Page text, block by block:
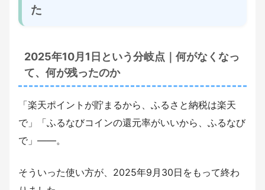
た
2025年10月1日という分岐点｜何がなくなっ
て、何が残ったのか
「楽天ポイントが貯まるから、ふるさと納税は楽天
で」「ふるなびコインの還元率がいいから、ふるなび
で」――。
そういった使い方が、2025年9月30日をもって終わ